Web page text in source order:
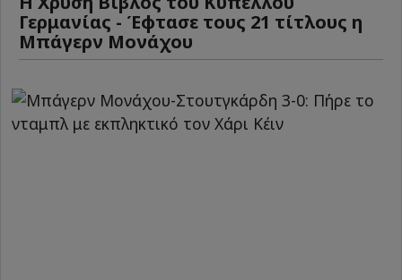
Γερμανίας - Έφτασε τους 21 τίτλους η
Μπάγερν Μονάχου